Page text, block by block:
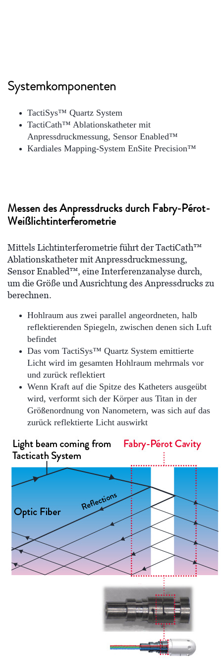
Systemkomponenten
TactiSys™ Quartz System
TactiCath™ Ablationskatheter mit
Anpressdruckmessung, Sensor Enabled™
Kardiales Mapping-System EnSite Precision™
Messen des Anpressdrucks durch Fabry-Pérot-
Weißlichtinterferometrie
Mittels Lichtinterferometrie führt der TactiCath™
Ablationskatheter mit Anpressdruckmessung,
Sensor Enabled™, eine Interferenzanalyse durch,
um die Größe und Ausrichtung des Anpressdrucks zu
berechnen.
Hohlraum aus zwei parallel angeordneten, halb
reflektierenden Spiegeln, zwischen denen sich Luft
befindet
Das vom TactiSys™ Quartz System emittierte
Licht wird im gesamten Hohlraum mehrmals vor
und zurück reflektiert
Wenn Kraft auf die Spitze des Katheters ausgeübt
wird, verformt sich der Körper aus Titan in der
Größenordnung von Nanometern, was sich auf das
zurück reflektierte Licht auswirkt